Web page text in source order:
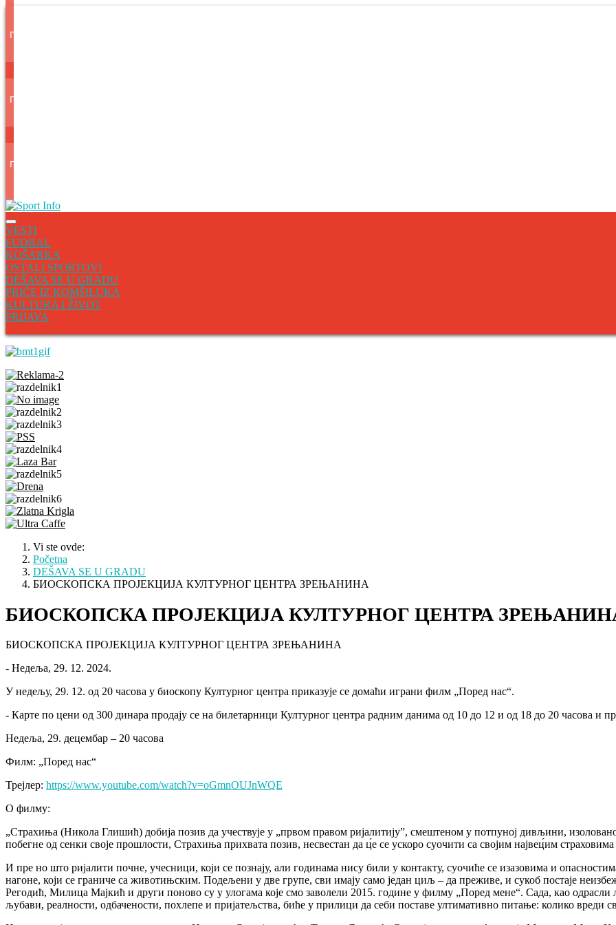
VESTI
FUDBAL
KOŠARKA
OSTALI SPORTOVI
DEŠAVA SE U GRADU
PRIČE IZ KOMŠILUKA
KULTURA I ŽIVOT
PRIJAVA
Vi ste ovde:
Početna
DEŠAVA SE U GRADU
БИОСКОПСКА ПРОЈЕКЦИЈА КУЛТУРНОГ ЦЕНТРА ЗРЕЊАНИНА
БИОСКОПСКА ПРОЈЕКЦИЈА КУЛТУРНОГ ЦЕНТРА
БИОСКОПСКА ПРОЈЕКЦИЈА КУЛТУРНОГ ЦЕНТРА ЗРЕЊАНИНА
- Недеља, 29. 12. 2024.
У недељу, 29. 12. од 20 часова у биоскопу Културног центра приказује се домаћи играни филм „Поред нас“.
- Карте по цени од 300 динара продају се на билетарници Културног центра радним данима од 10 до 12 и од 18 до 20 часова и
Недеља, 29. децембар – 20 часова
Филм: „Поред нас“
Трејлер: https://www.youtube.com/watch?v=oGmnOUJnWQE
О филму:
„Страхиња (Никола Глишић) добија позив да учествује у „првом правом ријалитију”, смештеном у потпуној дивљини,
побегне од сенки своје прошлости, Страхиња прихвата позив, несвестан да ц́е се ускоро суочити са својим највец́им
И пре но што ријалити почне, учесници, који се познају, али годинама нису били у контакту, суочиће се изазовима и
нагоне, који се граниче са животињским. Подељени у две групе, сви имају само један циљ – да преживе, и сукоб постаје
Регодић, Милица Мајкић и други поново су у улогама које смо заволели 2015. године у филму „Поред мене“. Сада, као одрасли
љубави, реалности, одбачености, похлепе и пријатељства, биће у прилици да себи поставе ултимативно питање: колико вреди